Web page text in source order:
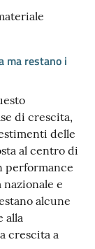
ma restano i
di crescita,
delle
al centro di
performance
e
alcune
alla
crescita a